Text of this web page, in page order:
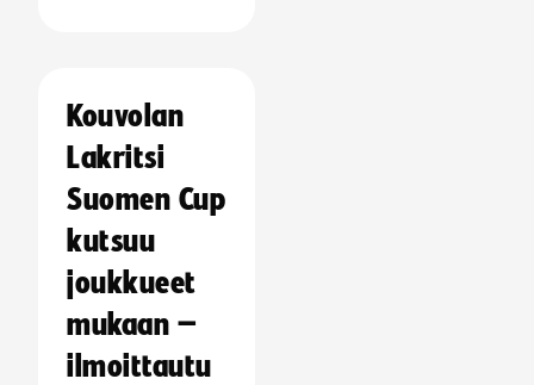
Kouvolan
Lakritsi
Suomen Cup
kutsuu
joukkueet
mukaan –
ilmoittautu